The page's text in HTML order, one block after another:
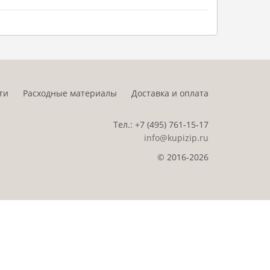
Расходные материалы Доставка и оплата
Тел.: +7 (495) 761-15-17
info@kupizip.ru
© 2016-2026